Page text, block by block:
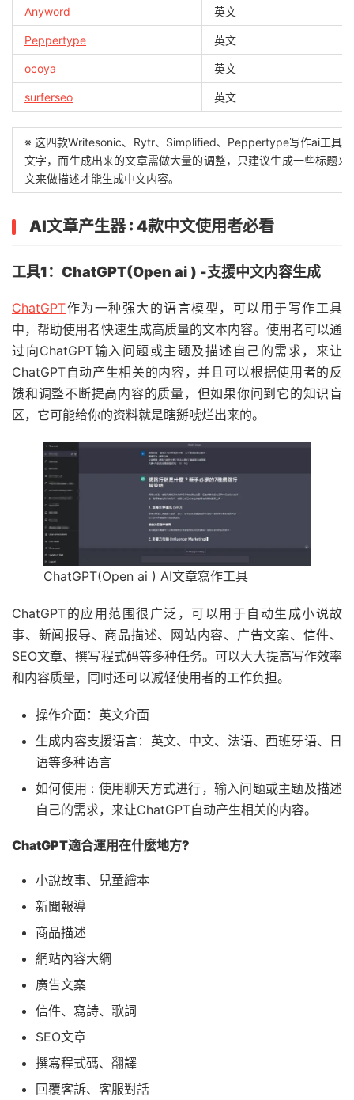
Anyword 英文
Peppertype 英文
ocoya 英文
surferseo 英文
※ 这四款Writesonic、Rytr、Simplified、Peppertype写作ai工具
文字，而生成出来的文章需做大量的调整，只建议生成一些标题
文来做描述才能生成中文内容。
AI文章产生器 : 4款中文使用者必看
工具1：ChatGPT(Open ai ) -支援中文内容生成
ChatGPT作为一种强大的语言模型，可以用于写作工具
中，帮助使用者快速生成高质量的文本内容。使用者可以通
过向ChatGPT输入问题或主题及描述自己的需求，来让
ChatGPT自动产生相关的内容，并且可以根据使用者的反
馈和调整不断提高内容的质量，但如果你问到它的知识盲
区，它可能给你的资料就是瞎掰唬烂出来的。
ChatGPT(Open ai ) AI文章寫作工具
ChatGPT的应用范围很广泛，可以用于自动生成小说故
事、新闻报导、商品描述、网站内容、广告文案、信件、
SEO文章、撰写程式码等多种任务。可以大大提高写作效率
和内容质量，同时还可以减轻使用者的工作负担。
操作介面：英文介面
生成内容支援语言：英文、中文、法语、西班牙语、日
语等多种语言
如何使用 : 使用聊天方式进行，输入问题或主题及描述
自己的需求，来让ChatGPT自动产生相关的内容。
ChatGPT適合運用在什麼地方?
小說故事、兒童繪本
新聞報導
商品描述
網站內容大綱
廣告文案
信件、寫詩、歌詞
SEO文章
撰寫程式碼、翻譯
回覆客訴、客服對話